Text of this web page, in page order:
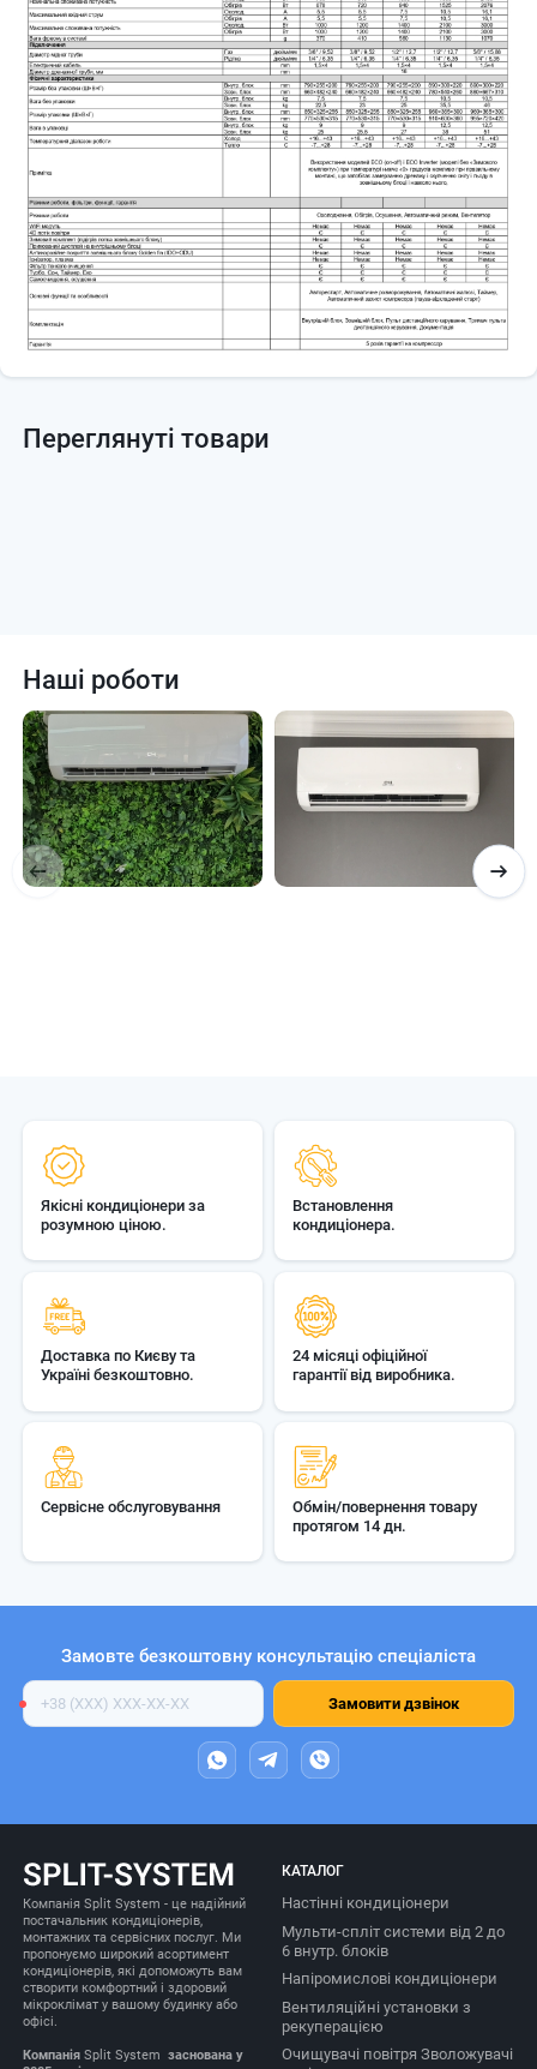
Переглянуті товари
Наші роботи
Якісні кондиціонери за
розумною ціною.
Встановлення
кондиціонера.
Доставка по Києву та
Україні безкоштовно.
24 місяці офіційної
гарантії від виробника.
Сервісне обслуговування
Обмін/повернення товару
протягом 14 дн.
Замовте безкоштовну консультацію спеціаліста
Номер
телефону
Замовити дзвінок
Компанія Split System - це надійний
постачальник кондиціонерів,
монтажних та сервісних послуг. Ми
пропонуємо широкий асортимент
кондиціонерів, які допоможуть вам
створити комфортний і здоровий
мікроклімат у вашому будинку або
офісі.
Компанія Split System заснована у
КАТАЛОГ
Настінні кондиціонери
Мульти-спліт системи від 2 до
6 внутр. блоків
Напіромислові кондиціонери
Вентиляційні установки з
рекуперацією
Очищувачі повітря Зволожувачі